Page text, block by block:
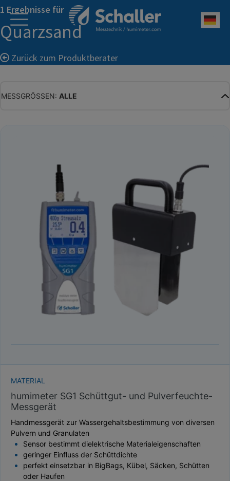
1 Ergebnisse für
Quarzsand
Zurück zum Produktberater
MESSGRÖSSEN: ALLE
ABSOLUTE FEUCHTE
GLEICHGEWICHTSFEUCHTE
WASSERAKTIVITÄT
TROCKENSUBSTANZ
HEKTOLITERGEWICHT
SCHÜTTDICHTE
GEWICHT / MASSE
MATERIAL
humimeter SG1 Schüttgut- und Pulverfeuchte-
Messgerät
Handmessgerät zur Wassergehaltsbestimmung von diversen
Pulvern und Granulaten
Sensor bestimmt dielektrische Materialeigenschaften
geringer Einfluss der Schüttdichte
perfekt einsetzbar in BigBags, Kübel, Säcken, Schütten
oder Haufen